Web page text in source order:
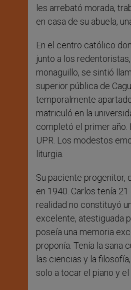
les arrebató morada,
en casa de su abuela,
En el centro católico
junto a los
monaguillo, se sintió
superior pública de
temporalmente
matriculó en la
completó el primer año.
UPR. Los modestos
liturgia.
Su paciente progenitor,
en 1940. Carlos tenía
realidad no constituyó
excelente, atestiguada
poseía una memoria
proponía. Tenía la sana
las ciencias y la
solo a tocar el piano y